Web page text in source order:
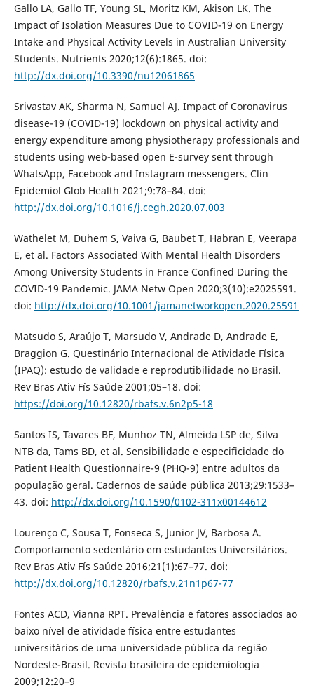
Gallo LA, Gallo TF, Young SL, Moritz KM, Akison LK. The
Impact of Isolation Measures Due to COVID-19 on Energy
Intake and Physical Activity Levels in Australian University
Students. Nutrients 2020;12(6):1865. doi:
http://dx.doi.org/10.3390/nu12061865
Srivastav AK, Sharma N, Samuel AJ. Impact of Coronavirus
disease-19 (COVID-19) lockdown on physical activity and
energy expenditure among physiotherapy professionals and
students using web-based open E-survey sent through
WhatsApp, Facebook and Instagram messengers. Clin
Epidemiol Glob Health 2021;9:78–84. doi:
http://dx.doi.org/10.1016/j.cegh.2020.07.003
Wathelet M, Duhem S, Vaiva G, Baubet T, Habran E, Veerapa
E, et al. Factors Associated With Mental Health Disorders
Among University Students in France Confined During the
COVID-19 Pandemic. JAMA Netw Open 2020;3(10):e2025591.
doi: http://dx.doi.org/10.1001/jamanetworkopen.2020.25591
Matsudo S, Araújo T, Marsudo V, Andrade D, Andrade E,
Braggion G. Questinário Internacional de Atividade Física
(IPAQ): estudo de validade e reprodutibilidade no Brasil.
Rev Bras Ativ Fís Saúde 2001;05–18. doi:
https://doi.org/10.12820/rbafs.v.6n2p5-18
Santos IS, Tavares BF, Munhoz TN, Almeida LSP de, Silva
NTB da, Tams BD, et al. Sensibilidade e especificidade do
Patient Health Questionnaire-9 (PHQ-9) entre adultos da
população geral. Cadernos de saúde pública 2013;29:1533–
43. doi: http://dx.doi.org/10.1590/0102-311x00144612
Lourenço C, Sousa T, Fonseca S, Junior JV, Barbosa A.
Comportamento sedentário em estudantes Universitários.
Rev Bras Ativ Fís Saúde 2016;21(1):67–77. doi:
http://dx.doi.org/10.12820/rbafs.v.21n1p67-77
Fontes ACD, Vianna RPT. Prevalência e fatores associados ao
baixo nível de atividade física entre estudantes
universitários de uma universidade pública da região
Nordeste-Brasil. Revista brasileira de epidemiologia
2009;12:20–9